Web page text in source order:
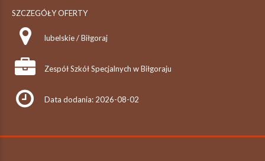
SZCZEGÓŁY OFERTY
lubelskie / Biłgoraj
Zespół Szkół Specjalnych w Biłgoraju
Data dodania: 2026-08-02